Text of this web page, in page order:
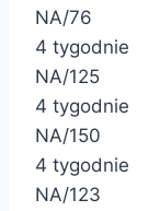
NA/76
4 tygodnie
NA/125
4 tygodnie
NA/150
4 tygodnie
NA/123